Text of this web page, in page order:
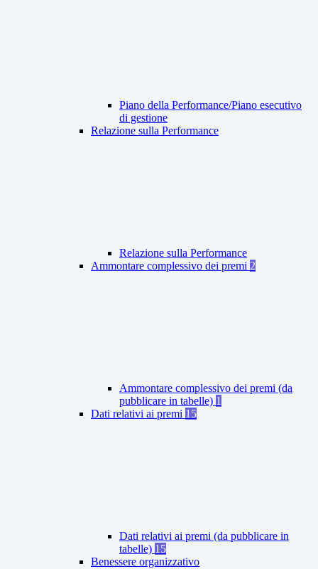
Piano della Performance/Piano esecutivo
di gestione
Relazione sulla Performance
Relazione sulla Performance
Ammontare complessivo dei premi 2
Ammontare complessivo dei premi (da
pubblicare in tabelle) 1
Dati relativi ai premi 15
Dati relativi ai premi (da pubblicare in
tabelle) 15
Benessere organizzativo